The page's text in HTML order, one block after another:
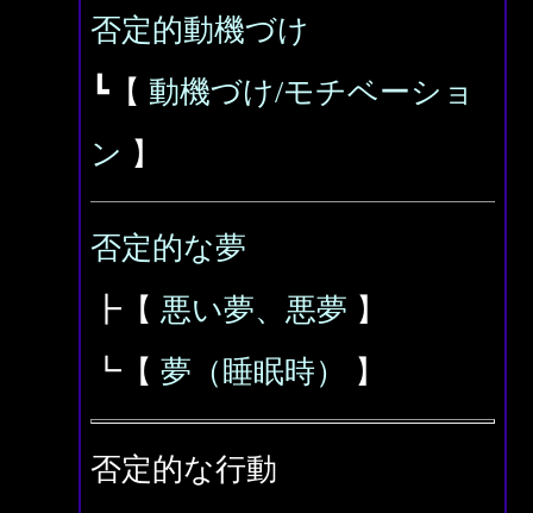
否定的動機づけ
┗【 動機づけ/モチベーショ
ン 】
否定的な夢
┣【 悪い夢、悪夢 】
┗【 夢（睡眠時） 】
否定的な行動